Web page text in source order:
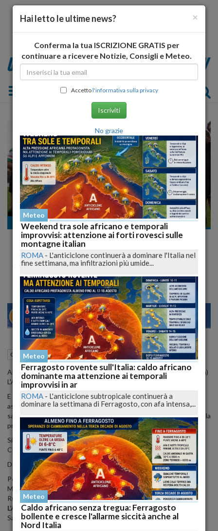
Toggle navigation
Cronaca nazionale
L'Aquila Rugby: campionato al via l'otto di
Ottobre
si inizia contro i Crociati
MILANO 23 28
Cronaca nazionale L'Aquila (AQ) 28 Luglio 2011 16:44
Archiviate le polemiche e superati gli ostacoli (almeno così sembra)
L'Aquila Rugby può cominciare a guardare alla prossima stagione.
E mentre si attendono i soldi che arriveranno dall'ANCE e si
aspettano le novità di mercato, con la certezza che in panchina ci
sarà ancora Massimo Di Marco, già si può guardare il calendario della
prossima stagione.
Si inizia con una partita casalinga il giorno 8 di Ottobre contro i
Crociati.
Di seguito il riepilogo della prima giornata.
Petrarca Padova - Cammi Calvisano
Marchiol Mogliano - Mantovani Lazio
Rugby Reggio - Femi-CZ Rovigo
L’Aquila Rugby - Crociati Rugby FC
San Gregorio Catania - Estra I Cavalieri Prato
×
Hai letto le ultime news?
Conferma la tua ISCRIZIONE GRATIS per
continuare a ricevere Notizie, Consigli e Meteo.
Accettol'informativa sulla privacy
Iscriviti
No grazie
Meteo
Weekend tra sole africano e temporali
improvvisi: attenzione ai forti rovesci sulle
montagne italian
ROMA - L'anticiclone continuerà a dominare l'Italia nel
fine settimana, ma infiltrazioni più umide...
Meteo
Ferragosto rovente sull'Italia: caldo africano
dominante ma attenzione ai temporali
improvvisi in ar
ROMA - L'anticiclone subtropicale continuerà a
dominare la settimana di Ferragosto, con afa intensa,...
Meteo
Caldo africano senza tregua: Ferragosto
bollente e cresce l'allarme siccità anche al
Nord Italia